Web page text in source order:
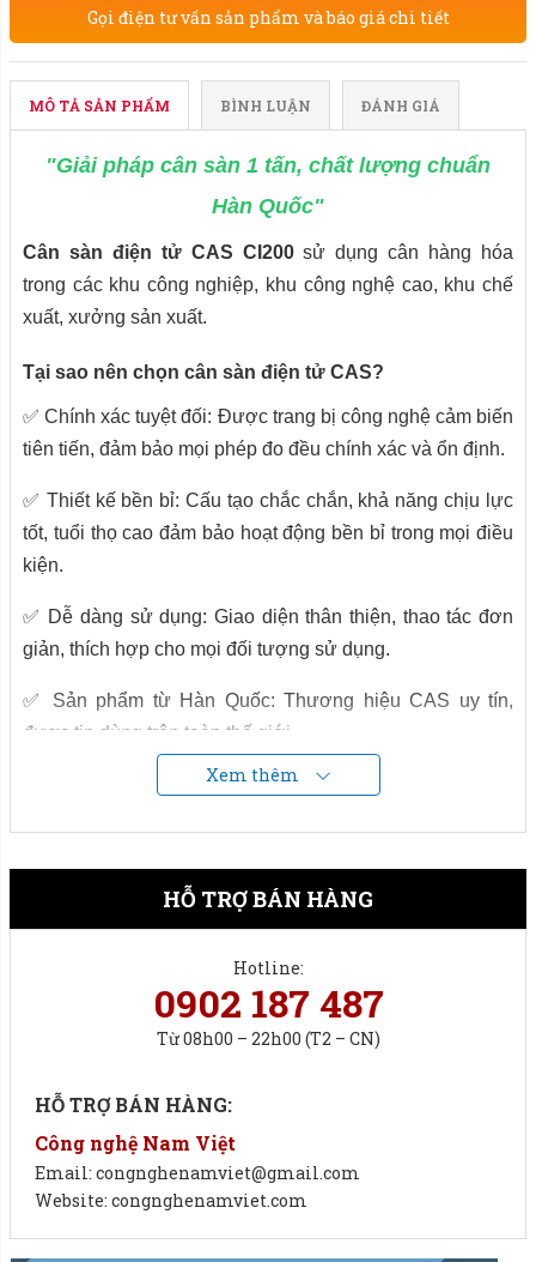
Gọi điện tư vấn sản phẩm và báo giá chi tiết
MÔ TẢ SẢN PHẨM BÌNH LUẬN ĐÁNH GIÁ
"Giải pháp cân sàn 1 tấn, chất lượng chuẩn
Hàn Quốc"
Cân sàn điện tử CAS CI200 sử dụng cân hàng hóa
trong các khu công nghiệp, khu công nghệ cao, khu chế
xuất, xưởng sản xuất.
Tại sao nên chọn cân sàn điện tử CAS?
✅ Chính xác tuyệt đối: Được trang bị công nghệ cảm biến
tiên tiến, đảm bảo mọi phép đo đều chính xác và ổn định.
✅ Thiết kế bền bỉ: Cấu tạo chắc chắn, khả năng chịu lực
tốt, tuổi thọ cao đảm bảo hoạt động bền bỉ trong mọi điều
kiện.
✅ Dễ dàng sử dụng: Giao diện thân thiện, thao tác đơn
giản, thích hợp cho mọi đối tượng sử dụng.
✅ Sản phẩm từ Hàn Quốc: Thương hiệu CAS uy tín,
được tin dùng trên toàn thế giới.
Đừng bỏ lỡ cơ hội sở hữu cân sàn điện tử
Xem thêm
HỖ TRỢ BÁN HÀNG
Hotline:
0902 187 487
Từ 08h00 – 22h00 (T2 – CN)
HỖ TRỢ BÁN HÀNG:
Công nghệ Nam Việt
Email: congnghenamviet@gmail.com
Website: congnghenamviet.com